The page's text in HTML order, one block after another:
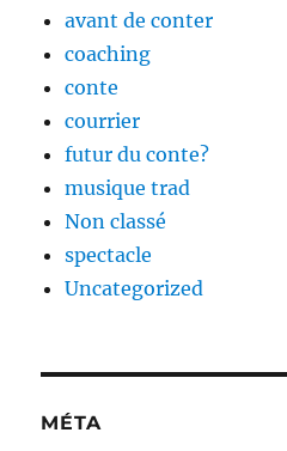
avant de conter
coaching
conte
courrier
futur du conte?
musique trad
Non classé
spectacle
Uncategorized
MÉTA